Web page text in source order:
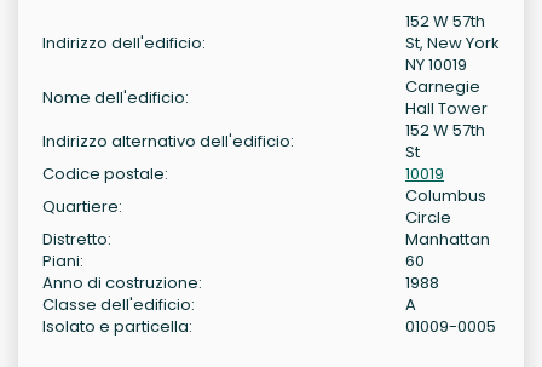
Indirizzo dell'edificio:
152 W 57th
St, New York
NY 10019
Nome dell'edificio:
Carnegie
Hall Tower
Indirizzo alternativo dell'edificio:
152 W 57th
St
Codice postale:
10019
Quartiere:
Columbus
Circle
Distretto:
Manhattan
Piani:
60
Anno di costruzione:
1988
Classe dell'edificio:
A
Isolato e particella:
01009-0005